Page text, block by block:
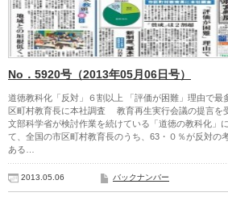
No．5920号（2013年05月06日号）
道徳教科化「反対」６割以上 「評価が困難」理由で最
区町村教育長に本社調査 教育再生実行会議の提言を
文部科学省が検討作業を続けている「道徳の教科化」
て、全国の市区町村教育長のうち、63・０％が反対の
ある…
2013.05.06 バックナンバー